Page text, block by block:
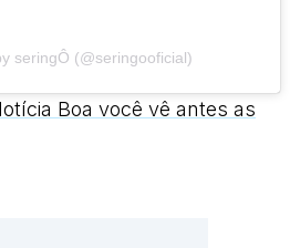
seringÔ (@seringooficial)
Boa você vê antes as